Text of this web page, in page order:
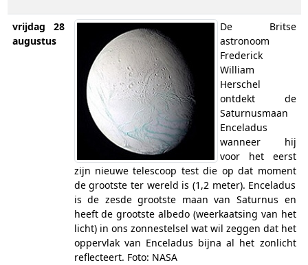
vrijdag 28
augustus
De Britse
astronoom
Frederick
William
Herschel
ontdekt de
Saturnusmaan
Enceladus
wanneer hij
voor het eerst
zijn nieuwe telescoop test die op dat moment
de grootste ter wereld is (1,2 meter). Enceladus
is de zesde grootste maan van Saturnus en
heeft de grootste albedo (weerkaatsing van het
licht) in ons zonnestelsel wat wil zeggen dat het
oppervlak van Enceladus bijna al het zonlicht
reflecteert. Foto: NASA